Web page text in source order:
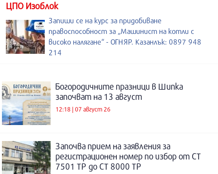
ЦПО Изоблок
Запиши се на курс за придобиване
правоспособност за „Машинист на котли с
високо налягане“ - ОГНЯР. Казанлък: 0897 948
214
Богородичните празници в Шипка
започват на 13 август
12:18 | 07 август 26
Започва прием на заявления за
регистрационен номер по избор от СТ
7501 ТР до СТ 8000 ТР